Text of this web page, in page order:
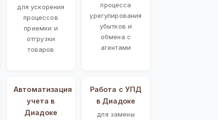
для ускорения
процессов
приемки и
отгрузки
товаров
процесса
урегулирования
убытков и
обмена с
агентами
Автоматизация
учета в
Диадоке
Работа с УПД
в Диадоке
для замены